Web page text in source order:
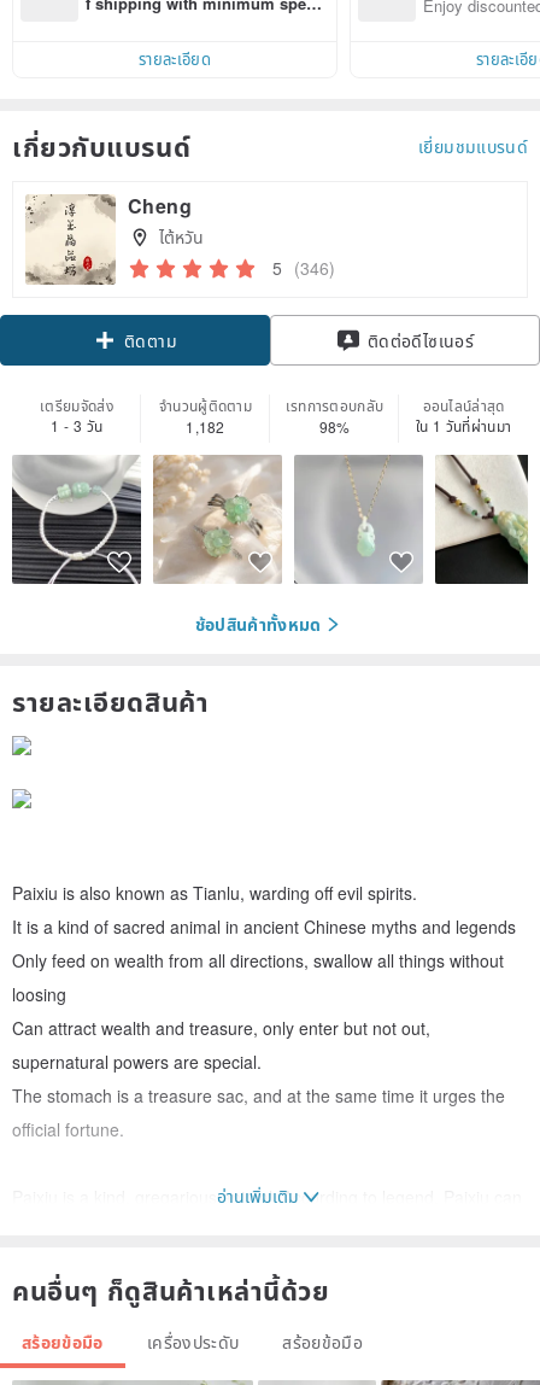
within 7 days!
รายละเอียด
Enjoy
รายละเอี
เกี่ยวกับแบรนด์ เยี่ยมชมแบรนด์
Cheng
ไต้หวัน
5 (346)
ติดตาม ติดต่อดีไซเนอร์
เตรียมจัดส่ง
1 - 3 วัน
จำนวนผู้ติดตาม
1,182
เรทการตอบกลับ
98%
ออนไลน์ล่าสุด
ใน 1 วันที่ผ่านมา
ช้อปสินค้าทั้งหมด
รายละเอียดสินค้า
Paixiu is also known as Tianlu, warding off evil spirits.
It is a kind of sacred animal in ancient Chinese myths and legends
Only feed on wealth from all directions, swallow all things without
loosing
Can attract wealth and treasure, only enter but not out,
supernatural powers are special.
The stomach is a treasure sac, and at the same time it urges the
official fortune.
Paixiu is a kind, gregarious animal. According to legend, Paixiu can
Touching Pixiu again~Increasing wealth is expensive
Three touches of the brave ~ a bright future ~ a flourishing fortune
อ่านเพิ่มเติม
คนอื่นๆ ก็ดูสินค้าเหล่านี้ด้วย
สร้อยข้อมือ เครื่องประดับ สร้อยข้อมือ